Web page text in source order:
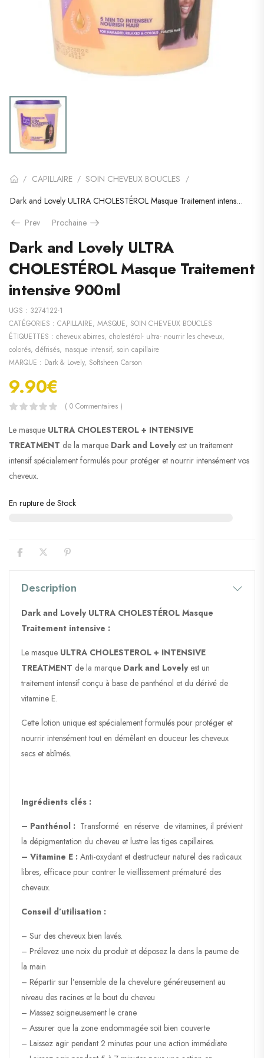
/ CAPILLAIRE / SOIN CHEVEUX BOUCLES /
Dark and Lovely ULTRA CHOLESTÉROL Masque Traitement intensive 900ml
Prev
Prochaine
Dark and Lovely ULTRA
CHOLESTÉROL Masque Traitement
intensive 900ml
UGS : 3274122-1
CATÉGORIES : CAPILLAIRE, MASQUE, SOIN CHEVEUX BOUCLES
ÉTIQUETTES : cheveux abimes, cholestérol- ultra- nourrir les cheveux,
colorés, défrisés, masque intensif, soin capillaire
MARQUE : Dark & Lovely, Softsheen Carson
9.90€
( 0 Commentaires )
Le masque ULTRA CHOLESTEROL + INTENSIVE
TREATMENT de la marque Dark and Lovely est un traitement
intensif spécialement formulés pour protéger et nourrir intensément vos
cheveux.
En rupture de Stock
Description
Dark and Lovely ULTRA CHOLESTÉROL Masque
Traitement intensive :
Le masque ULTRA CHOLESTEROL + INTENSIVE
TREATMENT de la marque Dark and Lovely est un
traitement intensif conçu à base de panthénol et du dérivé de
vitamine E.
Cette lotion unique est spécialement formulés pour protéger et
nourrir intensément tout en démêlant en douceur les cheveux
secs et abîmés.
Ingrédients clés :
– Panthénol : Transformé en réserve de vitamines, il prévient
la dépigmentation du cheveu et lustre les tiges capillaires.
– Vitamine E : Anti-oxydant et destructeur naturel des radicaux
libres, efficace pour contrer le vieillissement prématuré des
cheveux.
Conseil d’utilisation :
– Sur des cheveux bien lavés.
– Prélevez une noix du produit et déposez la dans la paume de
la main
– Répartir sur l’ensemble de la chevelure généreusement au
niveau des racines et le bout du cheveu
– Massez soigneusement le crane
– Assurer que la zone endommagée soit bien couverte
– Laissez agir pendant 2 minutes pour une action immédiate